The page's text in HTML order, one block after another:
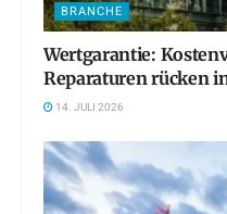
BRANCHE
Wertgarantie:
Reparaturen rücken
14. JULI 2026